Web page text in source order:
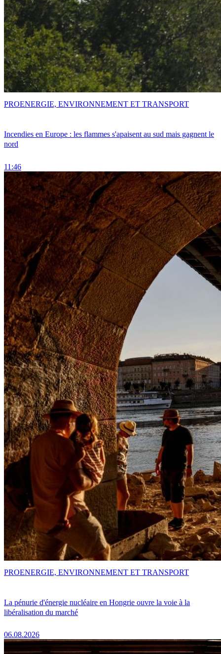
Incendies en Europe : les flammes s'apaisent au sud mais gagnent le
nord
11:46
PROENERGIE, ENVIRONNEMENT ET TRANSPORT
La pénurie d'énergie nucléaire en Hongrie ouvre la voie à la
libéralisation du marché
06.08.2026
PROENERGIE, ENVIRONNEMENT ET TRANSPORT